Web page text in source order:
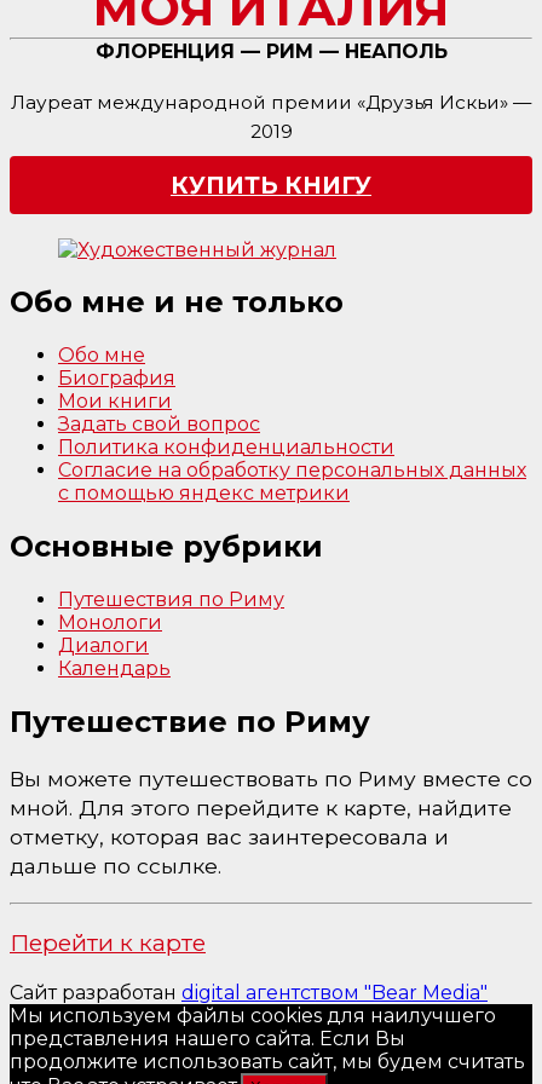
ФЛОРЕНЦИЯ — РИМ — НЕАПОЛЬ
Лауреат международной премии «Друзья Искьи» —
2019
КУПИТЬ КНИГУ
Обо мне и не только
Обо мне
Биография
Мои книги
Задать свой вопрос
Политика конфиденциальности
Согласие на обработку персональных данных
с помощью яндекс метрики
Основные рубрики
Путешествия по Риму
Монологи
Диалоги
Календарь
Путешествие по Риму
Вы можете путешествовать по Риму вместе со
мной. Для этого перейдите к карте, найдите
отметку, которая вас заинтересовала и
дальше по ссылке.
Перейти к карте
Сайт разработан digital агентством "Bear Media"
Мы используем файлы cookies для наилучшего
представления нашего сайта. Если Вы
продолжите использовать сайт, мы будем считать